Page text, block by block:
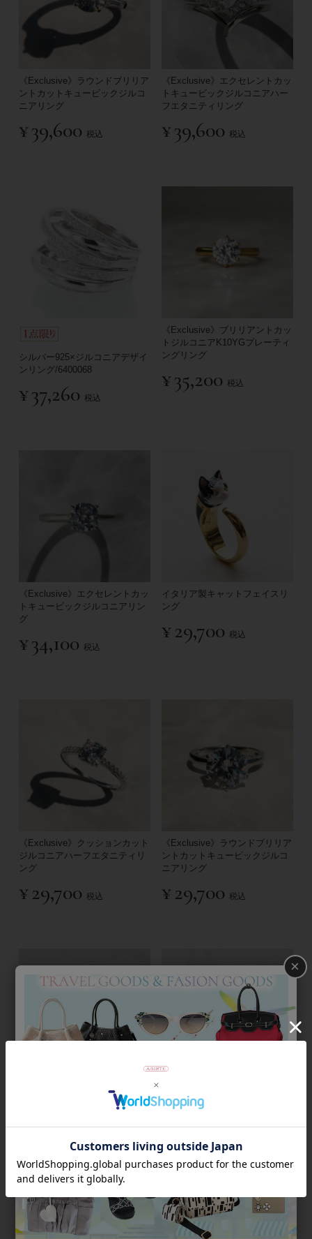
《Exclusive》ラウンドブリリア
ントカットキュービックジルコ
ニアリング
¥39,600 税込
《Exclusive》エクセレントカッ
トキュービックジルコニアハー
フエタニティリング
¥39,600 税込
シルバー925×ジルコニアデザイ
ンリング/6400068
¥37,260 税込
《Exclusive》ブリリアントカッ
トジルコニアK10YGプレーティ
ングリング
¥35,200 税込
《Exclusive》エクセレントカッ
トキュービックジルコニアリン
グ
¥34,100 税込
イタリア製キャットフェイスリ
ング
¥29,700 税込
《Exclusive》クッションカット
ジルコニアハーフエタニティリ
ング
¥29,700 税込
《Exclusive》ラウンドブリリア
ントカットキュービックジルコ
ニアリング
¥29,700 税込
淡水パールリーフモチーフリン
¥29,700
アス・リング3点セッ
¥28,600 税込
×